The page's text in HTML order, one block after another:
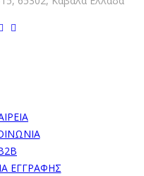
ΕΓΓΡΑΦΗΣ